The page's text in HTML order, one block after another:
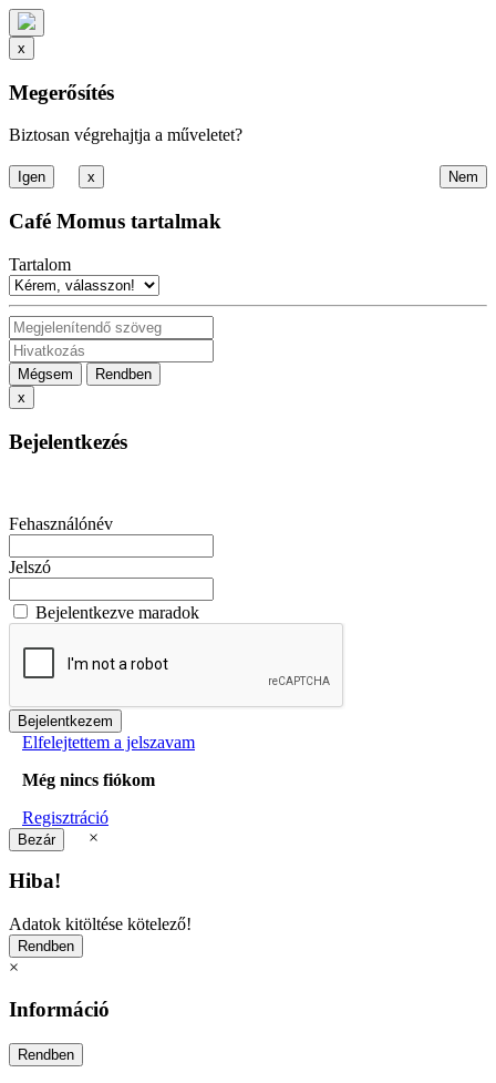
x
Megerősítés
Biztosan végrehajtja a műveletet?
x
Café Momus tartalmak
Tartalom
Mégsem
Rendben
x
Bejelentkezés
Fehasználónév
Jelszó
Bejelentkezve maradok
Elfelejtettem a jelszavam
Még nincs fiókom
Regisztráció
×
Hiba!
Adatok kitöltése kötelező!
×
Információ